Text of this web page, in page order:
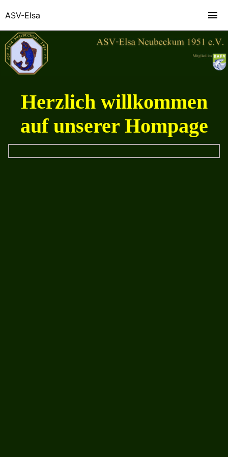
Herzlich willkommen
auf unserer Hompage
ASV-Elsa